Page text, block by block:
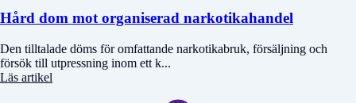
Hård dom mot organiserad narkotikahandel
Den tilltalade döms för omfattande narkotikabruk, försäljning och
försök till utpressning inom ett k...
Läs artikel